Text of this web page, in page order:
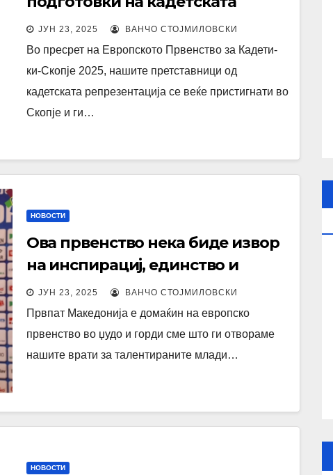
репрезентација за европското
првенство Скопје 2025
ЈУН 23, 2025 ВАНЧО СТОЈМИЛОВСКИ
Во пресрет на Европското Првенство за Кадети-
ки-Скопје 2025, нашите претставници од
кадетската репрезентација се веќе пристигнати во
Скопје и ги…
НОВОСТИ
Ова првенство нека биде извор
на инспирациј, единство и
пријателство за сите
ЈУН 23, 2025 ВАНЧО СТОЈМИЛОВСКИ
Првпат Македонија е домаќин на европско
првенство во џудо и горди сме што ги отвораме
нашите врати за талентираните млади…
НОВОСТИ